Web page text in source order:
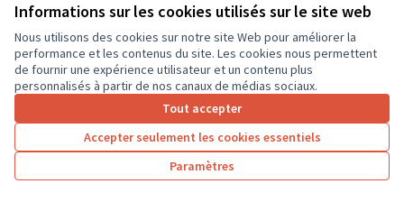
Informations sur les cookies utilisés sur le site web
Nous utilisons des cookies sur notre site Web pour améliorer la
performance et les contenus du site. Les cookies nous permettent
de fournir une expérience utilisateur et un contenu plus
personnalisés à partir de nos canaux de médias sociaux.
Tout accepter
Accepter seulement les cookies essentiels
Paramètres
Financement d'un Véhicule de
Premiers Secours à Personnes
Soumis